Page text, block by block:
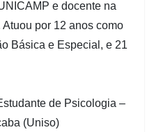
e docente na
por 12 anos como
Básica e Especial, e 21
Estudante de Psicologia –
(Uniso)